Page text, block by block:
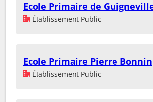
Ecole Primaire de
Établissement Public
Ecole Primaire Pierre Bonnin
Établissement Public